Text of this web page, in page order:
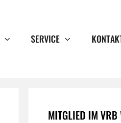
SERVICE
MITGLIED IM VRB